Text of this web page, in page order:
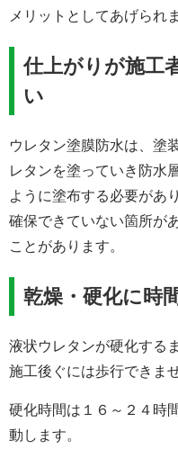
メリットとしてあげられ
仕上がりが施工
い
ウレタン塗膜防水は、塗
レタンを塗っていき防水
ように塗布する必要があ
確保できていない箇所が
ことがあります。
乾燥・硬化に時
液状ウレタンが硬化する
施工後ぐには歩行できませ
硬化時間は１６～２４時
動します。